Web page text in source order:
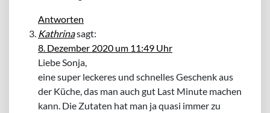
Antworten
Kathrinasagt:
8. Dezember 2020 um 11:49 Uhr
Liebe Sonja,
eine super leckeres und schnelles Geschenk aus
der Küche, das man auch gut Last Minute machen
kann. Die Zutaten hat man ja quasi immer zu